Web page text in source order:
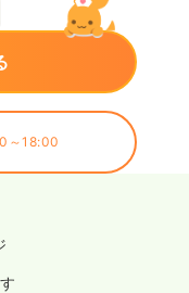
～18:00